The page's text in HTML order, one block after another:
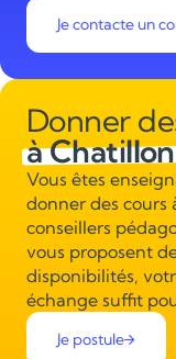
Je contacte un
Donner
à
Vous êtes
donner des cours
conseillers
vous proposent
disponibilités,
échange suffit
Je postule